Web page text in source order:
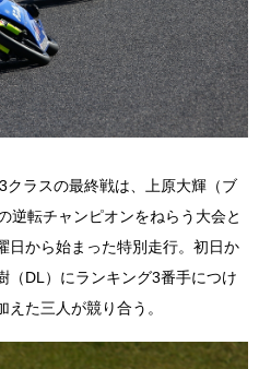
ラスの最終戦は、上原大輝（ブ
逆転チャンピオンをねらう大会と
日から始まった特別走行。初日か
（DL）にランキング3番手につけ
た三人が競り合う。